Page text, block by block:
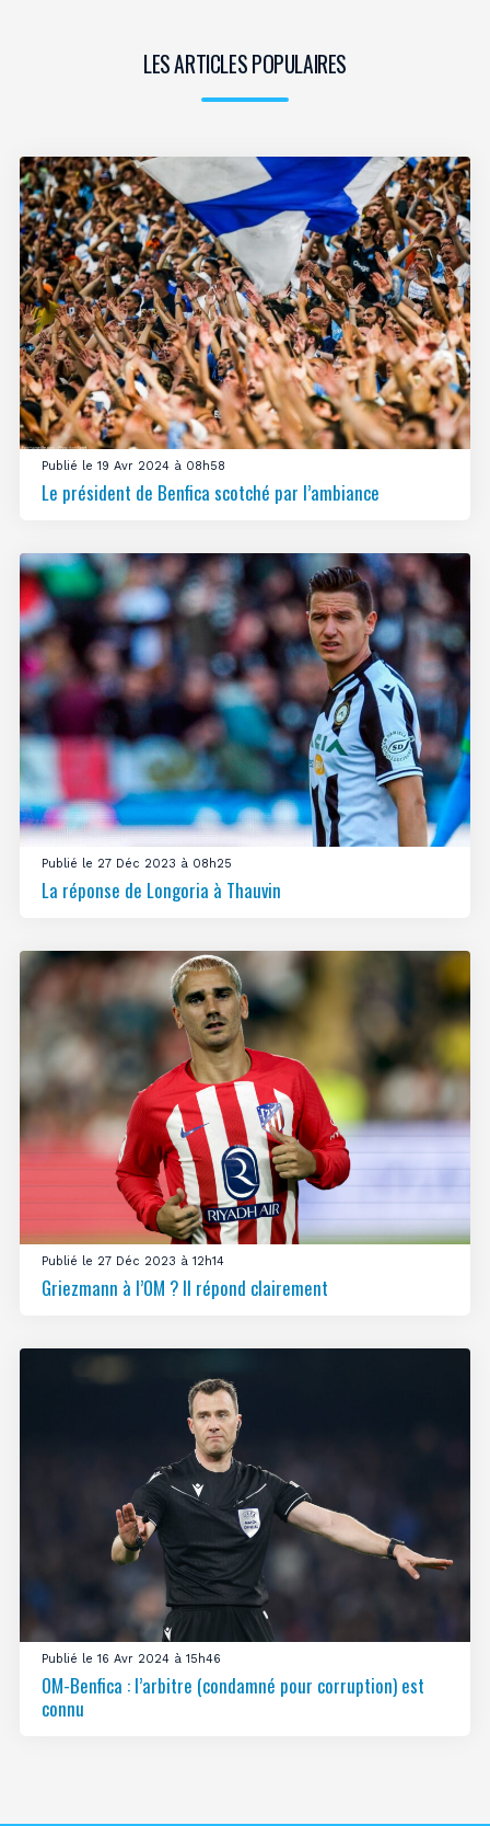
LES ARTICLES POPULAIRES
Publié le 19 Avr 2024 à 08h58
Le président de Benfica scotché par l’ambiance
Publié le 27 Déc 2023 à 08h25
La réponse de Longoria à Thauvin
Publié le 27 Déc 2023 à 12h14
Griezmann à l’OM ? Il répond clairement
Publié le 16 Avr 2024 à 15h46
OM-Benfica : l’arbitre (condamné pour corruption) est
connu